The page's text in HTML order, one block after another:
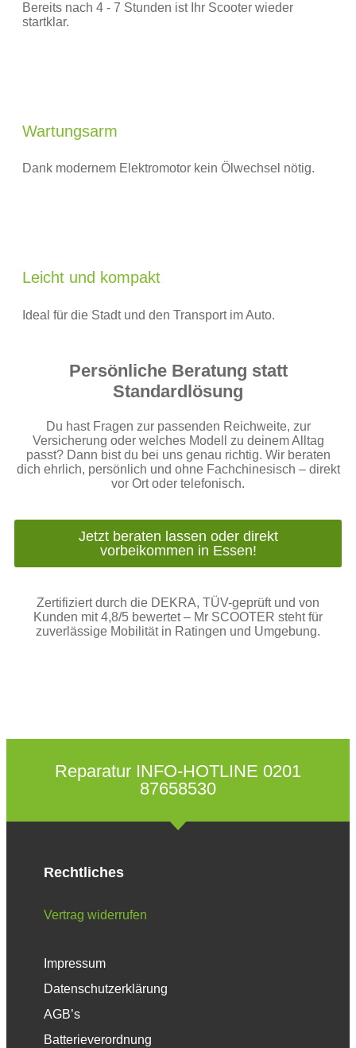
Bereits nach 4 - 7 Stunden ist Ihr Scooter wieder
startklar.
Wartungsarm
Dank modernem Elektromotor kein Ölwechsel nötig.
Leicht und kompakt
Ideal für die Stadt und den Transport im Auto.
Persönliche Beratung statt
Standardlösung
Du hast Fragen zur passenden Reichweite, zur
Versicherung oder welches Modell zu deinem Alltag
passt? Dann bist du bei uns genau richtig. Wir beraten
dich ehrlich, persönlich und ohne Fachchinesisch – direkt
vor Ort oder telefonisch.
Jetzt beraten lassen oder direkt
vorbeikommen in Essen!
Zertifiziert durch die DEKRA, TÜV-geprüft und von
Kunden mit 4,8/5 bewertet – Mr SCOOTER steht für
zuverlässige Mobilität in Ratingen und Umgebung.
Reparatur INFO-HOTLINE 0201
87658530
Rechtliches
Vertrag widerrufen
Impressum
Datenschutzerklärung
AGB’s
Batterieverordnung